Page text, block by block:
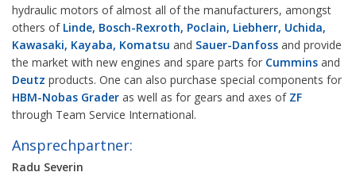
hydraulic motors of almost all of the manufacturers, amongst
others of Linde, Bosch-Rexroth, Poclain, Liebherr, Uchida,
Kawasaki, Kayaba, Komatsu and Sauer-Danfoss and provide
the market with new engines and spare parts for Cummins and
Deutz products. One can also purchase special components for
HBM-Nobas Grader as well as for gears and axes of ZF
through Team Service International.
Ansprechpartner:
Radu Severin